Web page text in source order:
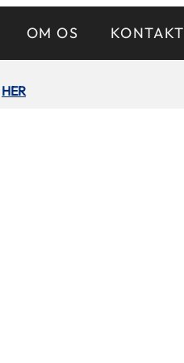
OM OS KONTAKT
HER